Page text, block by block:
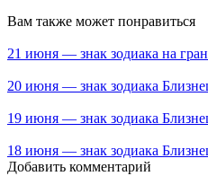
Вам также может понравиться
21 июня — знак зодиака на
20 июня — знак зодиака
19 июня — знак зодиака
18 июня — знак зодиака
Добавить комментарий